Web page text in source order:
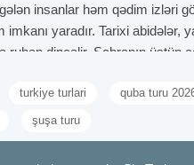
insanlar həm qədim izləri
yaradır. Tarixi abidələr,
dincəlir. Şabranın üstün
simvolu hesab olunur. Bu qala
turkiye turlari quba turu
şuşa turu